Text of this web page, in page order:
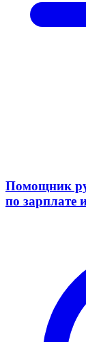
Помощник
по зарплате